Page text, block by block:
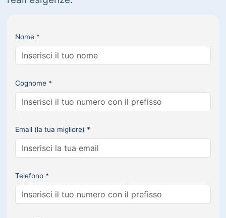
Nome *
Cognome *
Email (la tua migliore) *
Telefono *